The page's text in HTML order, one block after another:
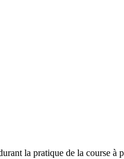
la pratique de la course à